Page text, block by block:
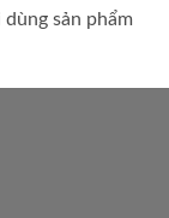
sản phẩm